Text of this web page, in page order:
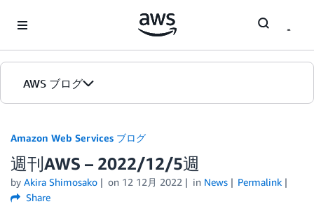
AWS ブログ
カテゴリ
エディション
Amazon Web Services ブログ
週刊AWS – 2022/12/5週
by Akira Shimosako on 12 12月 2022 in News
Permalink
Share